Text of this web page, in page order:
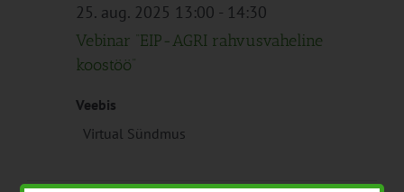
25. aug. 2025 13:00 - 14:30
Vebinar “EIP-AGRI rahvusvaheline
koostöö”
Veebis
Virtual Sündmus